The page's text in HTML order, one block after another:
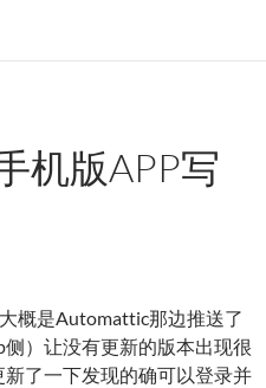
机版APP写
概是Automattic那边推送了
）让没有更新的版本出现很
了一下发现的确可以登录并